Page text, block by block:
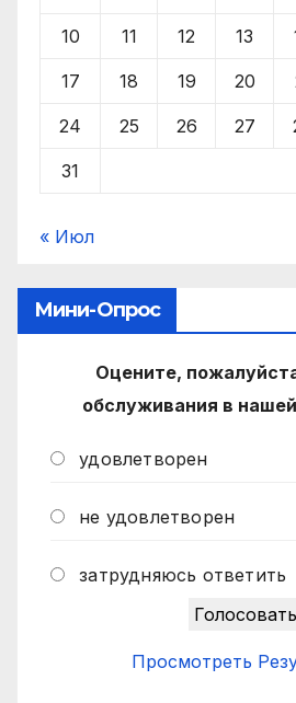
10 11 12 13
17 18 19 20
24 25 26 27
31
« Июл
Мини-Опрос
Оцените,
обслуживания в
удовлетворен
не удовлетворен
затрудняюсь ответить
Просмотреть